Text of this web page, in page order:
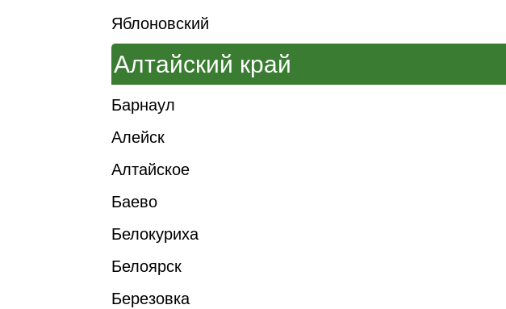
Яблоновский
Алтайский край
Барнаул
Алейск
Алтайское
Баево
Белокуриха
Белоярск
Березовка